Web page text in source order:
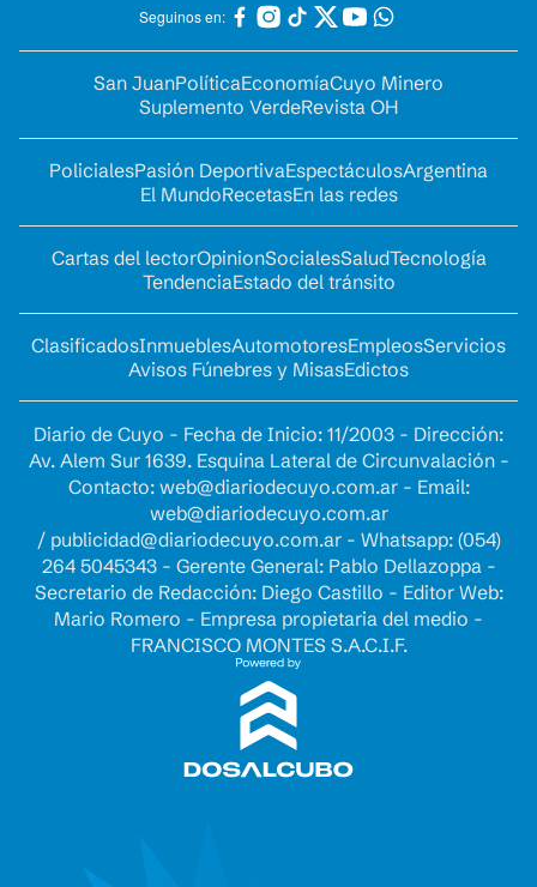
Seguinos en:
San JuanPolíticaEconomíaCuyo Minero
Suplemento VerdeRevista OH
PolicialesPasión DeportivaEspectáculosArgentina
El MundoRecetasEn las redes
Cartas del lectorOpinionSocialesSaludTecnología
TendenciaEstado del tránsito
ClasificadosInmueblesAutomotoresEmpleosServicios
Avisos Fúnebres y MisasEdictos
Diario de Cuyo - Fecha de Inicio: 11/2003 - Dirección:
Av. Alem Sur 1639. Esquina Lateral de Circunvalación -
Contacto: web@diariodecuyo.com.ar- Email:
web@diariodecuyo.com.ar
/ publicidad@diariodecuyo.com.ar- Whatsapp: (054)
264 5045343 - Gerente General: Pablo Dellazoppa -
Secretario de Redacción: Diego Castillo - Editor Web:
Mario Romero - Empresa propietaria del medio -
FRANCISCO MONTES S.A.C.I.F.